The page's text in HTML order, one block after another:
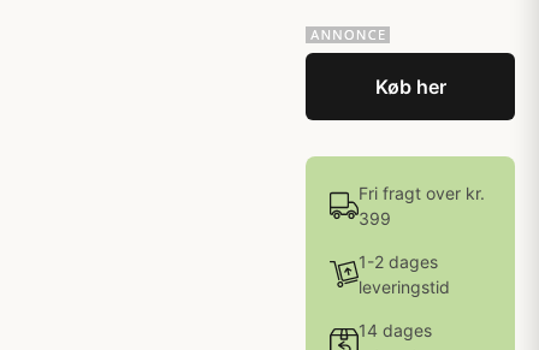
Køb her
Fri fragt over kr.
399
1-2 dages
leveringstid
14 dages